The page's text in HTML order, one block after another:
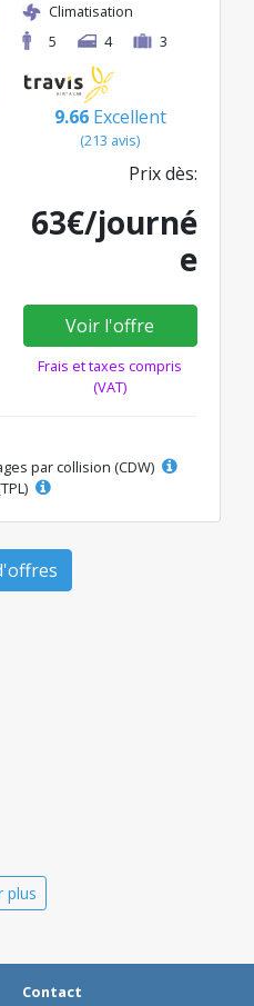
Climatisation
5
4 3
9.66 Excellent
(213 avis)
Prix dès:
63€/journé
e
Voir l'offre
Frais et taxes compris
(VAT)
par collision (CDW)
plus
Contact